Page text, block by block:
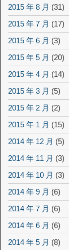
2015 年 8 月 (31)
2015 年 7 月 (17)
2015 年 6 月 (3)
2015 年 5 月 (20)
2015 年 4 月 (14)
2015 年 3 月 (5)
2015 年 2 月 (2)
2015 年 1 月 (15)
2014 年 12 月 (5)
2014 年 11 月 (3)
2014 年 10 月 (3)
2014 年 9 月 (6)
2014 年 7 月 (6)
2014 年 6 月 (6)
2014 年 5 月 (8)